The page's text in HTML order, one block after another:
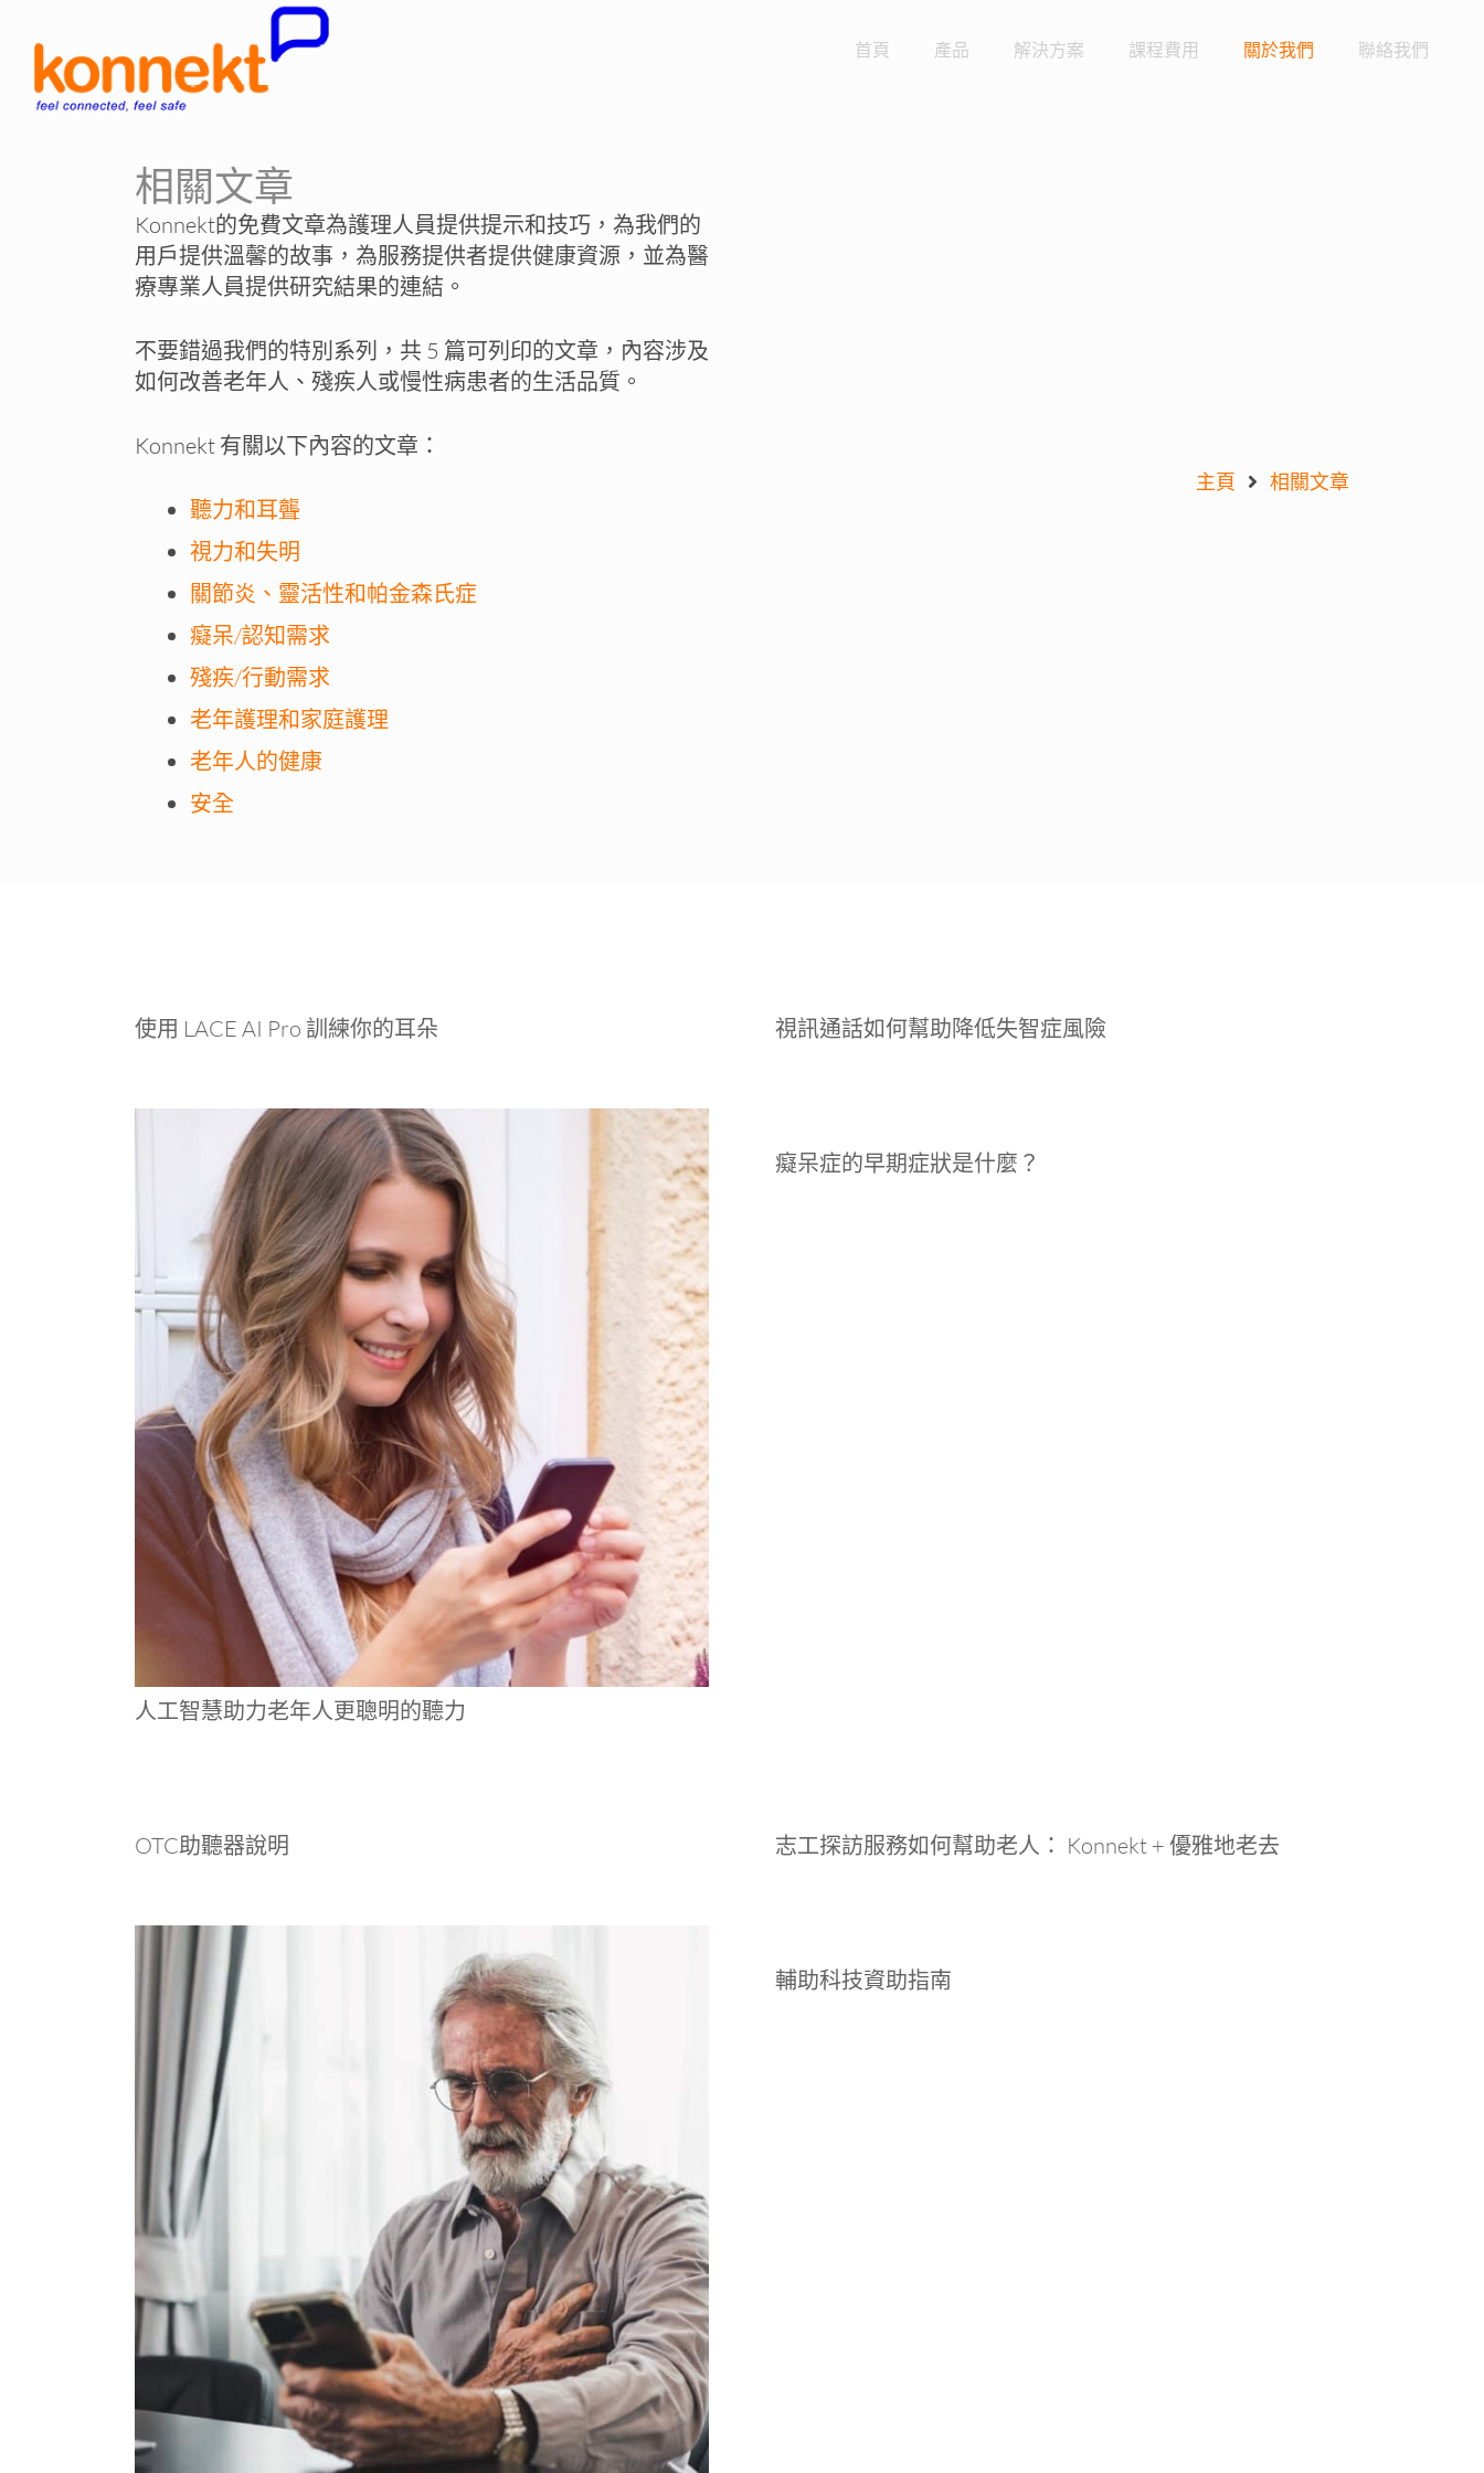
首頁 產品 解決方案 課程費用 關於我們 聯絡我們
相關文章
Konnekt的免費文章為護理人員提供提示和技巧，為我們的
用戶提供溫馨的故事，為服務提供者提供健康資源，並為醫
療專業人員提供研究結果的連結。
不要錯過我們的特別系列，共 5 篇可列印的文章，內容涉及
如何改善老年人、殘疾人或慢性病患者的生活品質。
Konnekt 有關以下內容的文章：
聽力和耳聾
視力和失明
關節炎、靈活性和帕金森氏症
癡呆/認知需求
殘疾/行動需求
老年護理和家庭護理
老年人的健康
安全
主頁 相關文章
使用 LACE AI Pro 訓練你的耳朵 視訊通話如何幫助降低失智症風險
人工智慧助力老年人更聰明的聽力
癡呆症的早期症狀是什麼？
OTC助聽器說明 志工探訪服務如何幫助老人： Konnekt + 優雅地老去
輔助科技資助指南